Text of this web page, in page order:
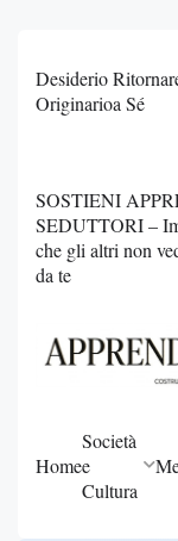
Desiderio
Originarioa Sé
SOSTIENI
SEDUTTORI –
che gli altri non
da te
Home
Società
e
Cultura